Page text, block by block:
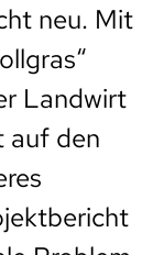
neu. Mit
Landwirt
auf den